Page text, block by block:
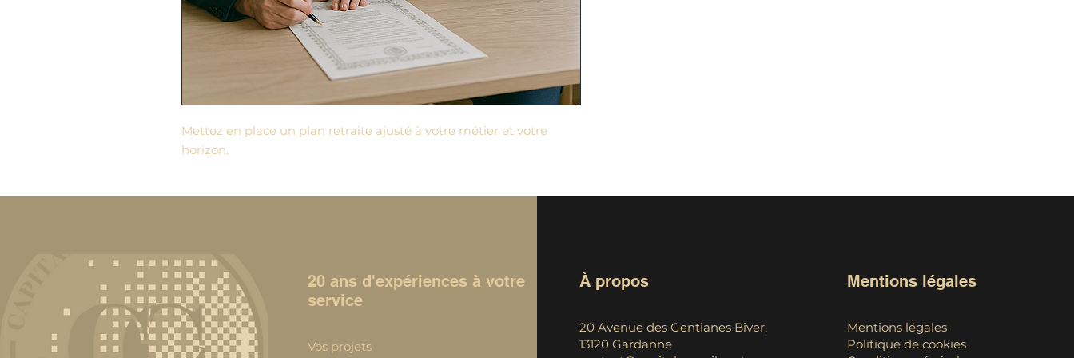
Mettez en place un plan retraite ajusté à votre métier et votre
horizon.
20 ans d'expériences à votre
service
Vos projets
À propos
20 Avenue des Gentianes Biver,
13120 Gardanne
Mentions légales
Mentions légales
Politique de cookies